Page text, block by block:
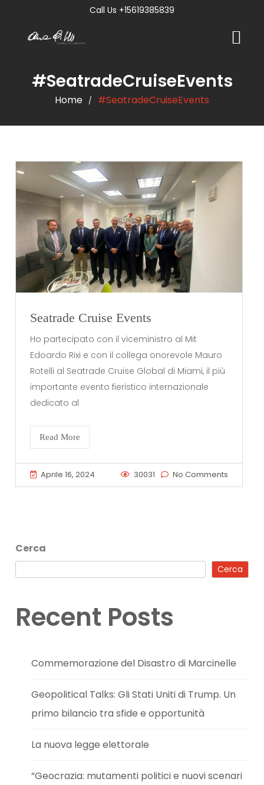
Call Us +15619385839
#SeatradeCruiseEvents
Home / #SeatradeCruiseEvents
Seatrade Cruise Events
Ho partecipato con il viceministro al Mit
Edoardo Rixi e con il collega onorevole Mauro
Rotelli al Seatrade Cruise Global di Miami, il più
importante evento fieristico internazionale
dedicato al
Read More
Aprile 16, 2024 30031 No Comments
Cerca
Cerca
Recent Posts
Commemorazione del Disastro di Marcinelle
Geopolitical Talks: Gli Stati Uniti di Trump. Un
primo bilancio tra sfide e opportunità
La nuova legge elettorale
“Geocrazia: mutamenti politici e nuovi scenari